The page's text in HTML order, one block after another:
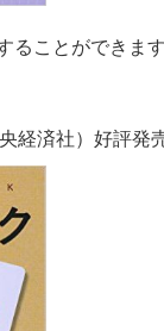
ことができます
経済社）好評発